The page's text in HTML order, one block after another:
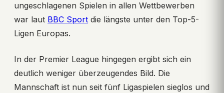
ungeschlagenen Spielen in allen Wettbewerben
war laut BBC Sport die längste unter den Top-5-
Ligen Europas.
In der Premier League hingegen ergibt sich ein
deutlich weniger überzeugendes Bild. Die
Mannschaft ist nun seit fünf Ligaspielen sieglos und